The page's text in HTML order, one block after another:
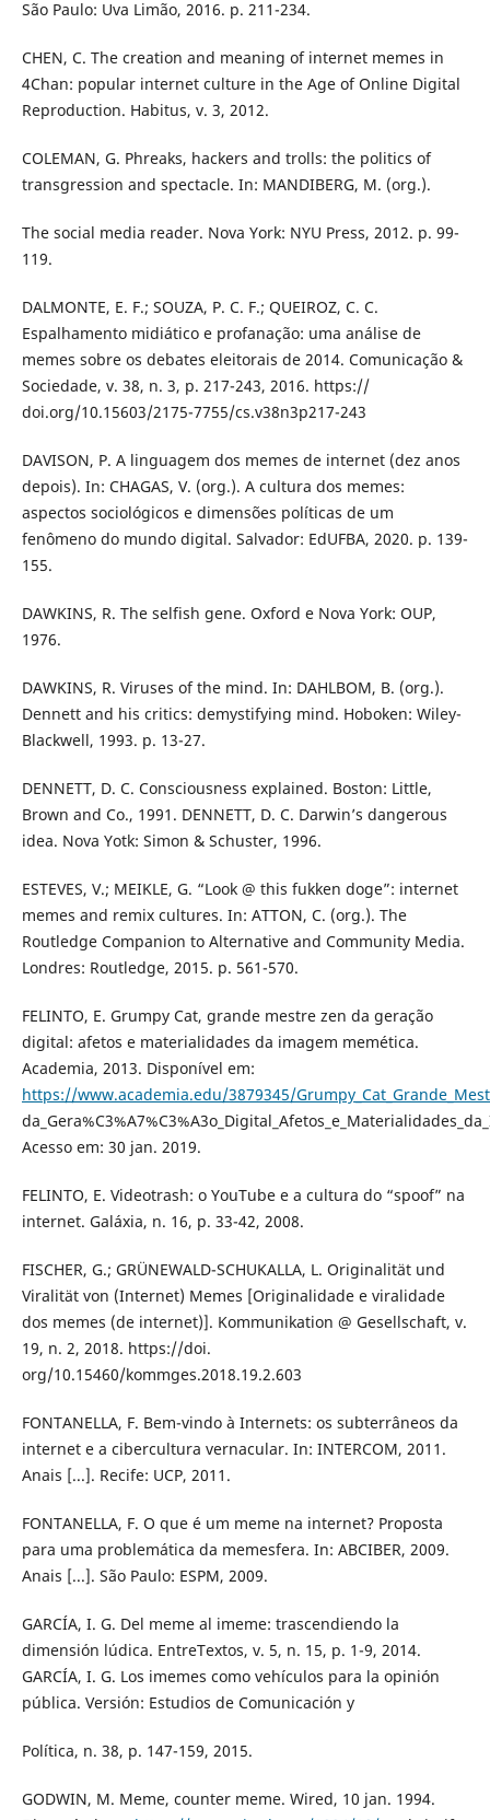
São Paulo: Uva Limão, 2016. p. 211-234.
CHEN, C. The creation and meaning of internet memes in
4Chan: popular internet culture in the Age of Online Digital
Reproduction. Habitus, v. 3, 2012.
COLEMAN, G. Phreaks, hackers and trolls: the politics of
transgression and spectacle. In: MANDIBERG, M. (org.).
The social media reader. Nova York: NYU Press, 2012. p. 99-
119.
DALMONTE, E. F.; SOUZA, P. C. F.; QUEIROZ, C. C.
Espalhamento midiático e profanação: uma análise de
memes sobre os debates eleitorais de 2014. Comunicação &
Sociedade, v. 38, n. 3, p. 217-243, 2016. https://
doi.org/10.15603/2175-7755/cs.v38n3p217-243
DAVISON, P. A linguagem dos memes de internet (dez anos
depois). In: CHAGAS, V. (org.). A cultura dos memes:
aspectos sociológicos e dimensões políticas de um
fenômeno do mundo digital. Salvador: EdUFBA, 2020. p. 139-
155.
DAWKINS, R. The selfish gene. Oxford e Nova York: OUP,
1976.
DAWKINS, R. Viruses of the mind. In: DAHLBOM, B. (org.).
Dennett and his critics: demystifying mind. Hoboken: Wiley-
Blackwell, 1993. p. 13-27.
DENNETT, D. C. Consciousness explained. Boston: Little,
Brown and Co., 1991. DENNETT, D. C. Darwin’s dangerous
idea. Nova Yotk: Simon & Schuster, 1996.
ESTEVES, V.; MEIKLE, G. “Look @ this fukken doge”: internet
memes and remix cultures. In: ATTON, C. (org.). The
Routledge Companion to Alternative and Community Media.
Londres: Routledge, 2015. p. 561-570.
FELINTO, E. Grumpy Cat, grande mestre zen da geração
digital: afetos e materialidades da imagem memética.
Academia, 2013. Disponível em:
https://www.academia.edu/3879345/
Acesso em: 30 jan. 2019.
FELINTO, E. Videotrash: o YouTube e a cultura do “spoof” na
internet. Galáxia, n. 16, p. 33-42, 2008.
FISCHER, G.; GRÜNEWALD-SCHUKALLA, L. Originalität und
Viralität von (Internet) Memes [Originalidade e viralidade
dos memes (de internet)]. Kommunikation @ Gesellschaft, v.
19, n. 2, 2018. https://doi.
org/10.15460/kommges.2018.19.2.603
FONTANELLA, F. Bem-vindo à Internets: os subterrâneos da
internet e a cibercultura vernacular. In: INTERCOM, 2011.
Anais [...]. Recife: UCP, 2011.
FONTANELLA, F. O que é um meme na internet? Proposta
para uma problemática da memesfera. In: ABCIBER, 2009.
Anais [...]. São Paulo: ESPM, 2009.
GARCÍA, I. G. Del meme al imeme: trascendiendo la
dimensión lúdica. EntreTextos, v. 5, n. 15, p. 1-9, 2014.
GARCÍA, I. G. Los imemes como vehículos para la opinión
pública. Versión: Estudios de Comunicación y
Política, n. 38, p. 147-159, 2015.
GODWIN, M. Meme, counter meme. Wired, 10 jan. 1994.